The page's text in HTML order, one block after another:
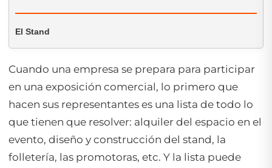
El Stand
Cuando una empresa se prepara para participar
en una exposición comercial, lo primero que
hacen sus representantes es una lista de todo lo
que tienen que resolver: alquiler del espacio en el
evento, diseño y construcción del stand, la
folletería, las promotoras, etc. Y la lista puede